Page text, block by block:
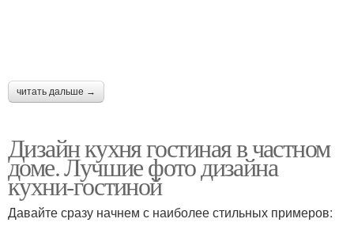
читать дальше →
Дизайн кухня гостиная в частном
доме. Лучшие фото дизайна
кухни-гостиной
Давайте сразу начнем с наиболее стильных примеров: